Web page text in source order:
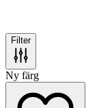
Filter
Ny färg